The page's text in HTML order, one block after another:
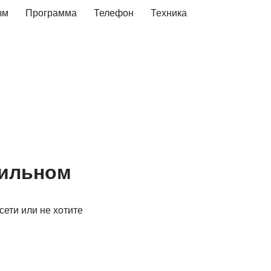
Программа Телефон Техника
или не хотите